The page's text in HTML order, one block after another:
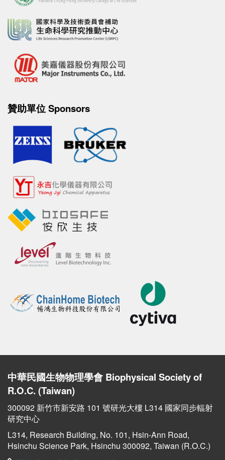
贊助單位 Sponsors
中華民國生物物理學會 Biophysical Society of
R.O.C. (Taiwan)
300092 新竹市新安路 101 號研光大樓 L314 國家同步輻射
研究中心
L314, Research Building, No. 101, Hsin-Ann Road,
Hsinchu Science Park, Hsinchu 300092, Taiwan (R.O.C.)